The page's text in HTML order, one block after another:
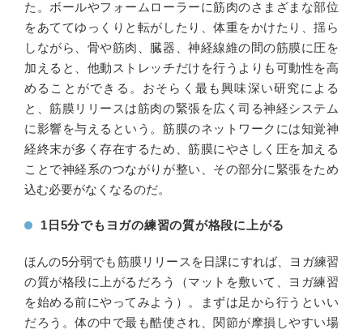
た。ボールやフォームローラーに筋肉のさまざまな部位
をあててゆっくりと転がしたり、体重をかけたり、揺ら
しながら、骨や筋肉、臓器、神経線維の間の筋膜に圧を
加えると、他動ストレッチだけを行うよりも可動性を高
めることができる。おそらく最も興味深い研究による
と、筋膜リリースは筋肉の緊張を広く司る神経システム
に影響を与えるという。筋膜のネットワークには知覚神
経終末が多く存在するため、筋膜にやさしく圧を加える
ことで神経系のつながりが整い、その部分に緊張をため
込む必要がなくなるのだ。
1日5分でもヨガの練習の質が格段に上がる
ほんの5分弱でも筋膜リリースを日課にすれば、ヨガ練習
の質が格段に上がるだろう（マットを敷いて、ヨガ練習
を始める前にやってみよう）。まずは足から行うといい
だろう。体の中で最も酷使され、関節が摩損しやすい場